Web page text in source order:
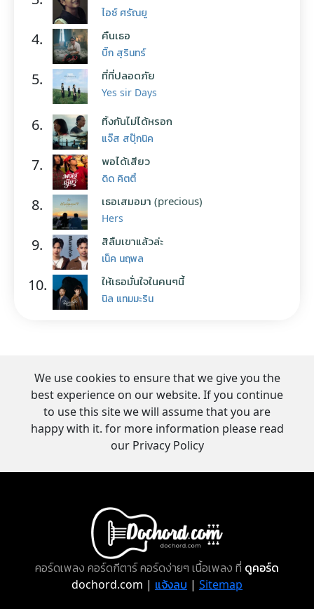
ไอซ์ ศรัณยู
4. คืนเธอ
บิ๊ก สุรินทร์
5. ที่ที่ปลอดภัย
Yes sir Days
6. ทิ้งกันไม่ได้หรอก
แจ๊ส สปุ๊กนิค
7. พอได้เสียว
ดิด คิตตี้
8. เธอเสมอมา (precious)
Hers
9. สิลืมเขาแล้วล่ะ
เน็ค นฤพล
10. ให้เธอมั่นใจในคนๆนี้
นิล แทมมะริน
We use cookies to ensure that we give you the
best experience on our website. If you continue
to use this site we will assume that you are
happy with it. for more information please read
our Privacy Policy
คอร์ดเพลง คอร์ดกีตาร์ คอร์ดง่ายๆ เนื้อเพลง ที่ ดูคอร์ด
dochord.com | แจ้งลบ | Sitemap